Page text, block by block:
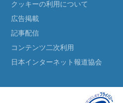
クッキーの利用について
広告掲載
記事配信
コンテンツ二次利用
日本インターネット報道協会